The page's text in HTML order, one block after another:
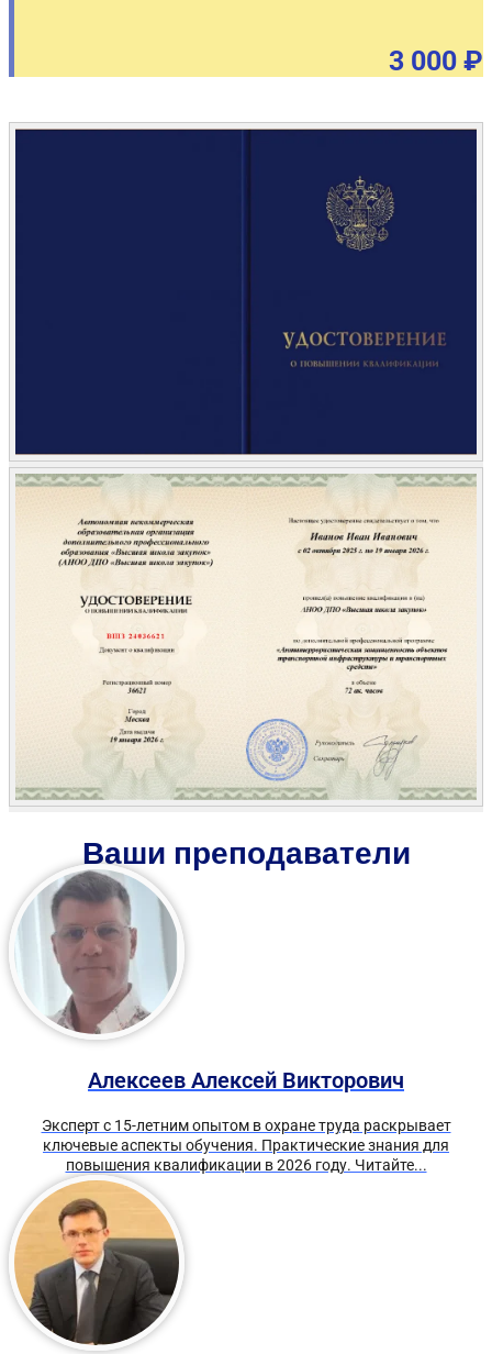
3 000 ₽
Ваши преподаватели
Алексеев Алексей Викторович
Эксперт с 15-летним опытом в охране труда раскрывает
ключевые аспекты обучения. Практические знания для
повышения квалификации в 2026 году. Читайте...